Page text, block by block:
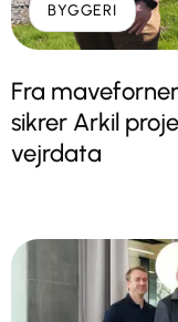
BYGGERI
Fra
sikrer Arkil
vejrdata